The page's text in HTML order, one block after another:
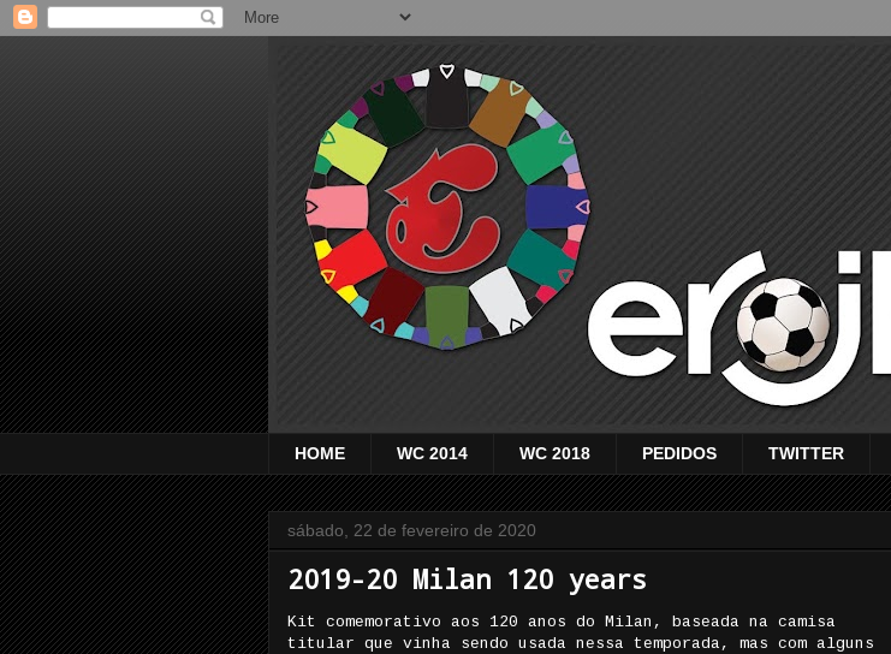
HOME WC 2014 WC 2018 PEDIDOS TWITTER
sábado, 22 de fevereiro de 2020
2019-20 Milan 120 years
Kit comemorativo aos 120 anos do Milan, baseada na camisa
titular que vinha sendo usada nessa temporada, mas com alguns